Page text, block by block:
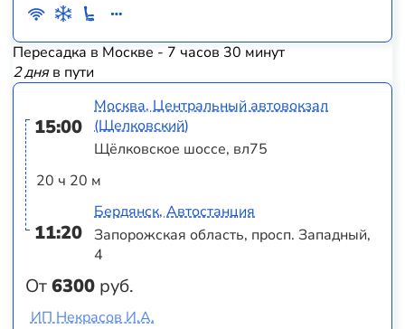
Пересадка в Москве - 7 часов 30 минут
2 дняв пути
15:00
20 ч 20 м
11:20
От6300 руб.
Москва, Центральный автовокзал
(Щелковский)
Щёлковское шоссе, вл75
Бердянск, Автостанция
Запорожская область, просп. Западный,
4
ИП Некрасов И.А.